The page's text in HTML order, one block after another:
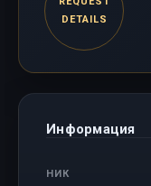
DETAILS
Информация
НИК